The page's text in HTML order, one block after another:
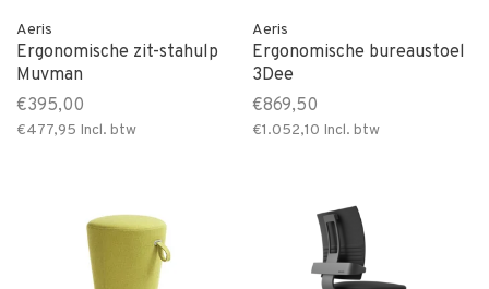
Aeris
Ergonomische zit-stahulp
Muvman
€395,00
€477,95 Incl. btw
Aeris
Ergonomische bureaustoel
3Dee
€869,50
€1.052,10 Incl. btw